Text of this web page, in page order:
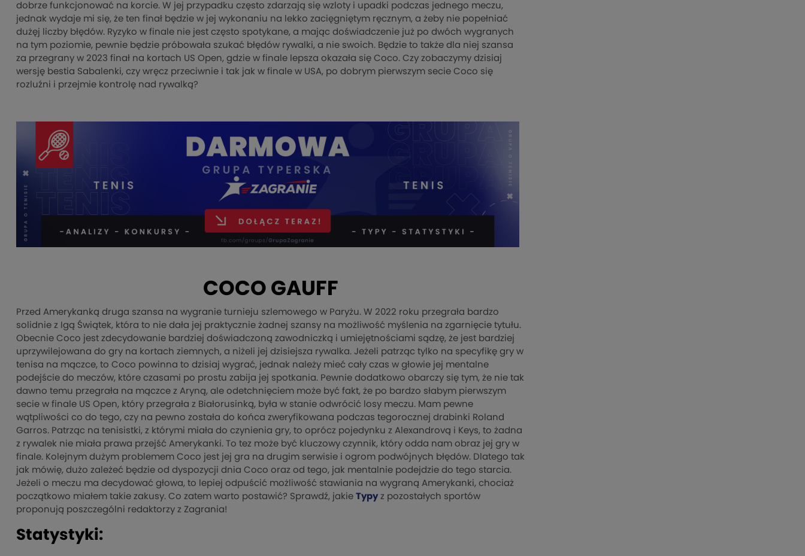
dobrze funkcjonować na korcie. W jej przypadku często zdarzają się wzloty i upadki podczas jednego meczu,
jednak wydaje mi się, że ten finał będzie w jej wykonaniu na lekko zacięgniętym ręcznym, a żeby nie popełniać
dużęj liczby błędów. Ryzyko w finale nie jest często spotykane, a mając doświadczenie już po dwóch wygranych
na tym poziomie, pewnie będzie próbowała szukać błędów rywalki, a nie swoich. Będzie to także dla niej szansa
za przegrany w 2023 finał na kortach US Open, gdzie w finale lepsza okazała się Coco. Czy zobaczymy dzisiaj
wersję bestia Sabalenki, czy wręcz przeciwnie i tak jak w finale w USA, po dobrym pierwszym secie Coco się
rozluźni i przejmie kontrolę nad rywalką?
COCO GAUFF
Przed Amerykanką druga szansa na wygranie turnieju szlemowego w Paryżu. W 2022 roku przegrała bardzo
solidnie z Igą Świątek, która to nie dała jej praktycznie żadnej szansy na możliwość myślenia na zgarnięcie tytułu.
Obecnie Coco jest zdecydowanie bardziej doświadczoną zawodniczką i umiejętnościami sądzę, że jest bardziej
uprzywilejowana do gry na kortach ziemnych, a niżeli jej dzisiejsza rywalka. Jeżeli patrząc tylko na specyfikę gry w
tenisa na mączce, to Coco powinna to dzisiaj wygrać, jednak należy mieć cały czas w głowie jej mentalne
podejście do meczów, które czasami po prostu zabija jej spotkania. Pewnie dodatkowo obarczy się tym, że nie tak
dawno temu przegrała na mączce z Aryną, ale odetchnięciem może być fakt, że po bardzo słabym pierwszym
secie w finale US Open, który przegrała z Białorusinką, była w stanie odwrócić losy meczu. Mam pewne
wątpliwości co do tego, czy na pewno została do końca zweryfikowana podczas tegorocznej drabinki Roland
Garros. Patrząc na tenisistki, z którymi miała do czynienia gry, to oprócz pojedynku z Alexandrovą i Keys, to żadna
z rywalek nie miała prawa przejść Amerykanki. To tez może być kluczowy czynnik, który odda nam obraz jej gry w
finale. Kolejnym dużym problemem Coco jest jej gra na drugim serwisie i ogrom podwójnych błędów. Dlatego tak
jak mówię, dużo zależeć będzie od dyspozycji dnia Coco oraz od tego, jak mentalnie podejdzie do tego starcia.
Jeżeli o meczu ma decydować głowa, to lepiej odpuścić możliwość stawiania na wygraną Amerykanki, chociaż
początkowo miałem takie zakusy. Co zatem warto postawić? Sprawdź, jakie Typy z pozostałych sportów
proponują poszczególni redaktorzy z Zagrania!
Statystyki: